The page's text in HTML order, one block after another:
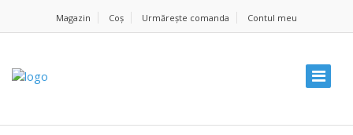
Magazin Coș Urmărește comanda Contul meu